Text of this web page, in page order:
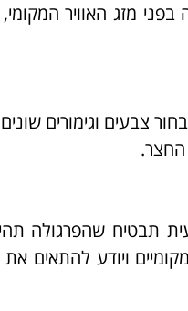
מזג האוויר
צבעים וגימורים
החצר.
שהפרגולה
ויודע להתאים